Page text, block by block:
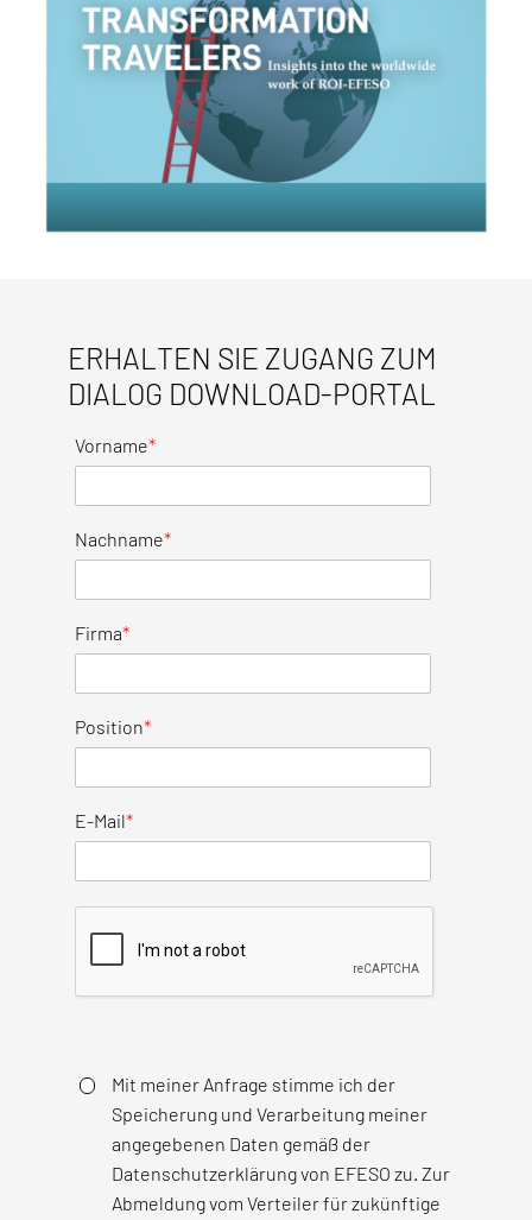
ERHALTEN SIE ZUGANG ZUM
DIALOG DOWNLOAD-PORTAL
Vorname*
Nachname*
Firma*
Position*
E-Mail*
Mit meiner Anfrage stimme ich der
Speicherung und Verarbeitung meiner
angegebenen Daten gemäß der
Datenschutzerklärung von EFESO zu. Zur
Abmeldung vom Verteiler für zukünftige